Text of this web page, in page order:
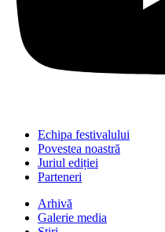
Echipa festivalului
Povestea noastră
Juriul ediției
Parteneri
Arhivă
Galerie media